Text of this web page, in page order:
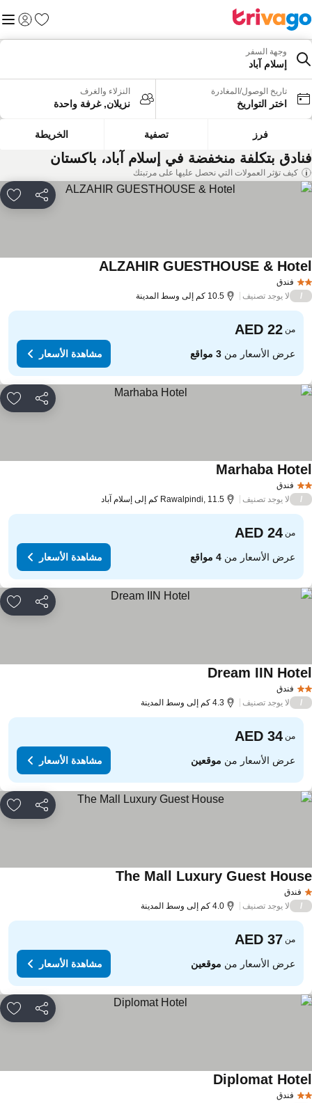
المفضلة
تسجيل
وجهة السفر
إسلام آباد
تاريخ الوصول/المغادرة
اختر التواريخ
النزلاء والغرف
نزيلان, غرفة واحدة
فرز تصفية الخريطة
بتكلفة منخفضة في إسلام آباد، باكستان
كيف تؤثر العمولات التي نحصل عليها على مرتبتك
مشاركة
فندق
ALZAHIR GUESTHOUSE & مشاهدة الأسعار
لا يوجد تصنيف 10.5 كم إلى وسط المدينة
من
عرض الأسعار من3 مواقع مشاهدة الأسعار
مشاركة
فندق
Marhabaمشاهدة الأسعار
لا يوجد تصنيف Rawalpindi, 11.5 كم إلى إسلام آباد
من
عرض الأسعار من4 مواقع مشاهدة الأسعار
مشاركة
فندق
Dream IINمشاهدة الأسعار
لا يوجد تصنيف 4.3 كم إلى وسط المدينة
من
عرض الأسعار منموقعين مشاهدة الأسعار
مشاركة
فندق
The Mall Luxury Guestمشاهدة الأسعار
لا يوجد تصنيف 4.0 كم إلى وسط المدينة
من
عرض الأسعار منموقعين مشاهدة الأسعار
مشاركة
فندق
Diplomatمشاهدة الأسعار